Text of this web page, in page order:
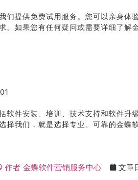
们提供免费试用服务。您可以亲身体
。如果您有任何疑问或需要详细了解
软件安装、培训、技术支持和软件升
择我们，就是选择专业、可靠的金蝶
作者金蝶软件营销服务中心 文章